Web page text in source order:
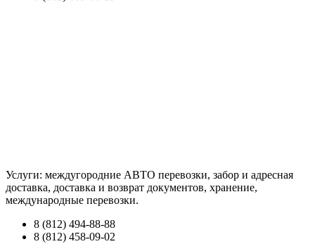
Услуги: междугородние АВТО перевозки, забор и адресная
доставка, доставка и возврат документов, хранение,
международные перевозки.
8 (812) 494-88-88
8 (812) 458-09-02